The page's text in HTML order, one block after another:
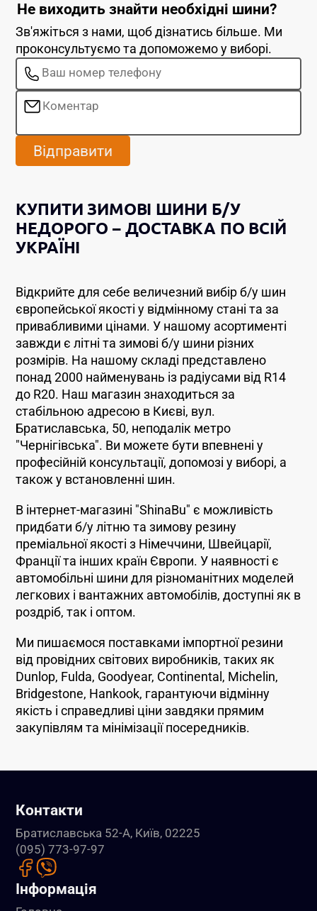
Не виходить знайти необхідні шини?
Зв'яжіться з нами, щоб дізнатись більше. Ми
проконсультуємо та допоможемо у виборі.
Відправити
КУПИТИ ЗИМОВІ ШИНИ Б/У
НЕДОРОГО – ДОСТАВКА ПО ВСІЙ
УКРАЇНІ
Відкрийте для себе величезний вибір б/у шин
європейської якості у відмінному стані та за
привабливими цінами. У нашому асортименті
завжди є літні та зимові б/у шини різних
розмірів. На нашому складі представлено
понад 2000 найменувань із радіусами від R14
до R20. Наш магазин знаходиться за
стабільною адресою в Києві, вул.
Братиславська, 50, неподалік метро
"Чернігівська". Ви можете бути впевнені у
професійній консультації, допомозі у виборі, а
також у встановленні шин.
В інтернет-магазині "ShinaBu" є можливість
придбати б/у літню та зимову резину
преміальної якості з Німеччини, Швейцарії,
Франції та інших країн Європи. У наявності є
автомобільні шини для різноманітних моделей
легкових і вантажних автомобілів, доступні як в
роздріб, так і оптом.
Ми пишаємося поставками імпортної резини
від провідних світових виробників, таких як
Dunlop, Fulda, Goodyear, Continental, Michelin,
Bridgestone, Hankook, гарантуючи відмінну
якість і справедливі ціни завдяки прямим
закупівлям та мінімізації посередників.
Контакти
Братиславська 52-А, Київ, 02225
(095) 773-97-97
Інформація